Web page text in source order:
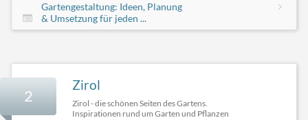
Gartengestaltung: Ideen, Planung
& Umsetzung für jeden ...
2
Zirol
Zirol - die schönen Seiten des Gartens.
Inspirationen rund um Garten und Pflanzen